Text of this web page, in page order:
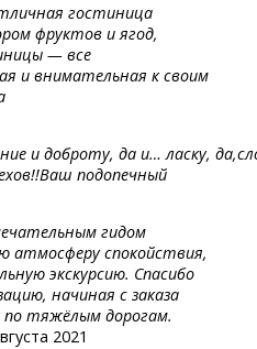
гостиница
фруктов и ягод,
— все
и внимательная к своим
и доброту,да и…ласку,
подопечный
гидом
атмосферу спокойствия,
экскурсию. Спасибо
начиная с заказа
по тяжёлым дорогам.
2021